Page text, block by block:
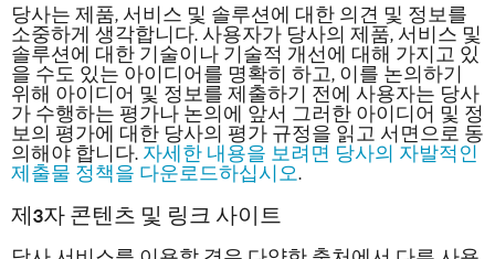
당사는 제품, 서비스 및 솔루션에 대한 의견 및 정보를
소중하게 생각합니다. 사용자가 당사의 제품, 서비스 및
솔루션에 대한 기술이나 기술적 개선에 대해 가지고 있
을 수도 있는 아이디어를 명확히 하고, 이를 논의하기
위해 아이디어 및 정보를 제출하기 전에 사용자는 당사
가 수행하는 평가나 논의에 앞서 그러한 아이디어 및 정
보의 평가에 대한 당사의 평가 규정을 읽고 서면으로 동
의해야 합니다. 자세한 내용을 보려면 당사의 자발적인
제출물 정책을 다운로드하십시오.
제3자 콘텐츠 및 링크 사이트